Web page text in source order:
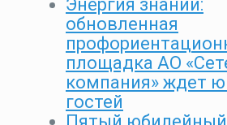
Энергия знаний:
обновленная
площадка АО
компания» ждет
гостей